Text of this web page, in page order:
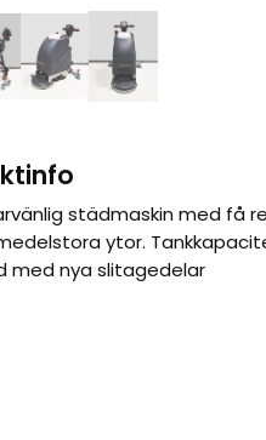
städmaskin med få
ytor.
med nya slitagedelar